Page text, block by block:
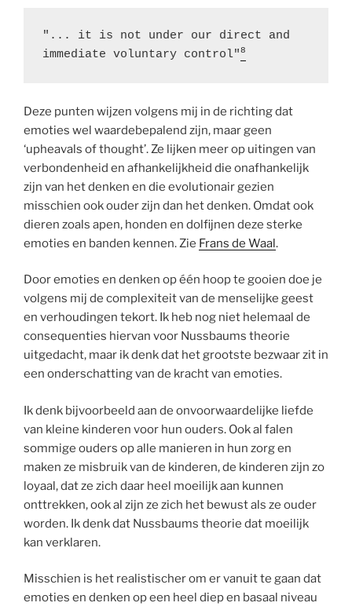
"... it is not under our direct and
immediate voluntary control"8
Deze punten wijzen volgens mij in de richting dat
emoties wel waardebepalend zijn, maar geen
‘upheavals of thought’. Ze lijken meer op uitingen van
verbondenheid en afhankelijkheid die onafhankelijk
zijn van het denken en die evolutionair gezien
misschien ook ouder zijn dan het denken. Omdat ook
dieren zoals apen, honden en dolfijnen deze sterke
emoties en banden kennen. Zie Frans de Waal.
Door emoties en denken op één hoop te gooien doe je
volgens mij de complexiteit van de menselijke geest
en verhoudingen tekort. Ik heb nog niet helemaal de
consequenties hiervan voor Nussbaums theorie
uitgedacht, maar ik denk dat het grootste bezwaar zit in
een onderschatting van de kracht van emoties.
Ik denk bijvoorbeeld aan de onvoorwaardelijke liefde
van kleine kinderen voor hun ouders. Ook al falen
sommige ouders op alle manieren in hun zorg en
maken ze misbruik van de kinderen, de kinderen zijn zo
loyaal, dat ze zich daar heel moeilijk aan kunnen
onttrekken, ook al zijn ze zich het bewust als ze ouder
worden. Ik denk dat Nussbaums theorie dat moeilijk
kan verklaren.
Misschien is het realistischer om er vanuit te gaan dat
emoties en denken op een heel diep en basaal niveau